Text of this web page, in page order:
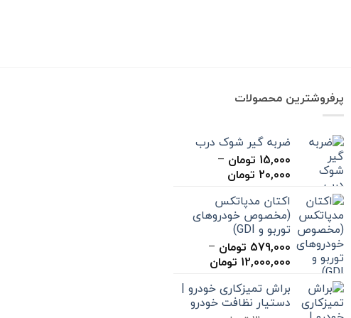
4,900,000 تومان
پرفروشترین محصولات
ضربه گیر شوک درب
15,000 تومان –
20,000 تومان
تا
اکتان مدپاتکس
(مخصوص خودروهای
توربو و GDI)
579,000 تومان –
12,000,000 تومان
تا
براش تمیزکاری خودرو |
دستیار نظافت خودرو